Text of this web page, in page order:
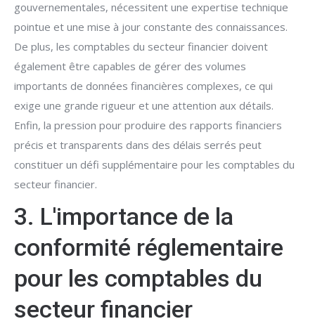
gouvernementales, nécessitent une expertise technique
pointue et une mise à jour constante des connaissances.
De plus, les comptables du secteur financier doivent
également être capables de gérer des volumes
importants de données financières complexes, ce qui
exige une grande rigueur et une attention aux détails.
Enfin, la pression pour produire des rapports financiers
précis et transparents dans des délais serrés peut
constituer un défi supplémentaire pour les comptables du
secteur financier.
3. L'importance de la
conformité réglementaire
pour les comptables du
secteur financier